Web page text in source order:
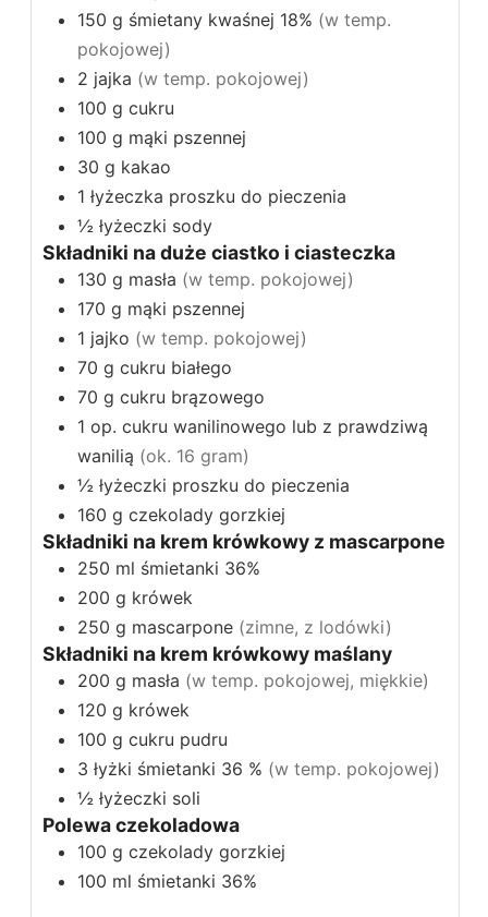
150 g śmietany kwaśnej 18% (w temp.
pokojowej)
2 jajka (w temp. pokojowej)
100 g cukru
100 g mąki pszennej
30 g kakao
1 łyżeczka proszku do pieczenia
½ łyżeczki sody
Składniki na duże ciastko i ciasteczka
130 g masła (w temp. pokojowej)
170 g mąki pszennej
1 jajko (w temp. pokojowej)
70 g cukru białego
70 g cukru brązowego
1 op. cukru wanilinowego lub z prawdziwą
wanilią (ok. 16 gram)
½ łyżeczki proszku do pieczenia
160 g czekolady gorzkiej
Składniki na krem krówkowy z mascarpone
250 ml śmietanki 36%
200 g krówek
250 g mascarpone (zimne, z lodówki)
Składniki na krem krówkowy maślany
200 g masła (w temp. pokojowej, miękkie)
120 g krówek
100 g cukru pudru
3 łyżki śmietanki 36 % (w temp. pokojowej)
½ łyżeczki soli
Polewa czekoladowa
100 g czekolady gorzkiej
100 ml śmietanki 36%